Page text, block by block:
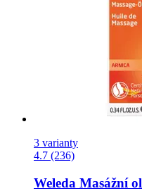
3 varianty
4.7 (236)
Weleda Masážní